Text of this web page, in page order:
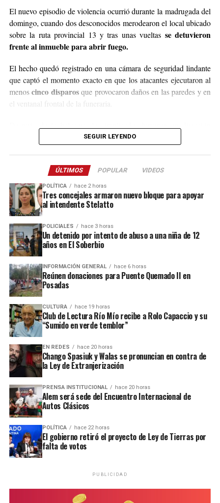
Para comunicarse con el organizador de la iniciativa,
podrán enviar mensajes, audios o realizar llamadas al
3764140551
o a través de Instagram
@agustin_pineiroo
El nuevo episodio de violencia ocurrió durante la madrugada del
domingo, cuando dos desconocidos merodearon el local ubicado
sobre la ruta provincial 13 y tras unas vueltas se detuvieron
frente al inmueble para abrir fuego.
El hecho quedó registrado en una cámara de seguridad lindante
que captó el momento exacto en que los atacantes ejecutaron al
menoscinco disparosque provocaron daños en las paredes y en
el ventanal frontal de la funeraria.
hacia el acceso a El Soberbio y en el lugar intervino el personal
Este ataque se suma a otros tantos episodios similares registrados
recientemente en contra de comercios o propiedades vinculadas a
Coleco, ex intendente de El Soberbio que en 2013 fue destituido
del cargo por acusaciones de
asociación ilícita.
En el listado de hechos recientes figuran un incendio de cabañas
en el complejoTío Colecoa fines de la semana pasada y otro
ataque similar a la funeraria ahora baleada en a fines de marzo.
Todos los episodios son investigados por el personal de la
comisaría local, aunque hasta el momento no se conocieron
mayores novedades.
SEGUIR LEYENDO
ÚLTIMOS POPULAR VIDEOS
POLÍTICA hace 2 horas
Tres concejales armaron nuevo bloque para apoyar
al intendente Stelatto
POLICIALES hace 3 horas
Un detenido por intento de abuso a una niña de 12
años en El Soberbio
INFORMACIÓN GENERAL hace 6 horas
Reúnen donaciones para Puente Quemado II en
Posadas
CULTURA hace 19 horas
Club de Lectura Río Mío recibe a Rolo Capaccio y su
“Sumido en verde temblor”
EN REDES hace 20 horas
Chango Spasiuk y Walas se pronuncian en contra de
la Ley de Extranjerización
PRENSA INSTITUCIONAL hace 20 horas
Alem será sede del Encuentro Internacional de
Autos Clásicos
POLÍTICA hace 22 horas
El gobierno retiró el proyecto de Ley de Tierras por
falta de votos
PUBLICIDAD